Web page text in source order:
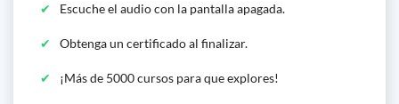
Escuche el audio con la pantalla apagada.
Obtenga un certificado al finalizar.
¡Más de 5000 cursos para que explores!